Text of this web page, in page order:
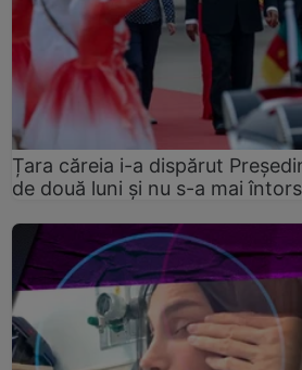
Țara căreia i-a dispărut
de două luni și nu s-a mai întors